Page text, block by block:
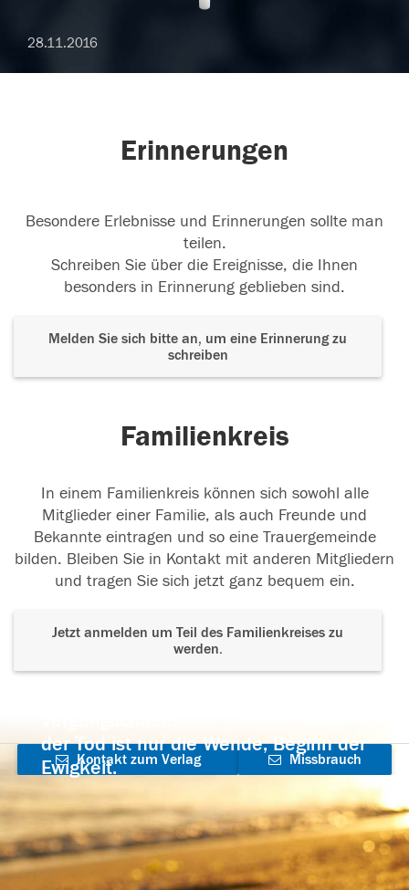
28.11.2016
Erinnerungen
Besondere Erlebnisse und Erinnerungen sollte man
teilen.
Schreiben Sie über die Ereignisse, die Ihnen
besonders in Erinnerung geblieben sind.
Melden Sie sich bitte an, um eine Erinnerung zu
schreiben
Familienkreis
In einem Familienkreis können sich sowohl alle
Mitglieder einer Familie, als auch Freunde und
Bekannte eintragen und so eine Trauergemeinde
bilden. Bleiben Sie in Kontakt mit anderen Mitgliedern
und tragen Sie sich jetzt ganz bequem ein.
Jetzt anmelden um Teil des Familienkreises zu
werden.
der Tod ist nur die Wende, Beginn der
Ewigkeit.
Kontakt zum Verlag
aufnehmen
Missbrauch